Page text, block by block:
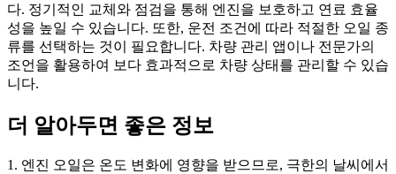
다. 정기적인 교체와 점검을 통해 엔진을 보호하고 연료 효율
성을 높일 수 있습니다. 또한, 운전 조건에 따라 적절한 오일 종
류를 선택하는 것이 필요합니다. 차량 관리 앱이나 전문가의
조언을 활용하여 보다 효과적으로 차량 상태를 관리할 수 있습
니다.
더 알아두면 좋은 정보
1. 엔진 오일은 온도 변화에 영향을 받으므로, 극한의 날씨에서